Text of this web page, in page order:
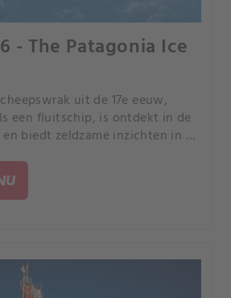
- The Patagonia Ice
uit de 17e eeuw,
een fluitschip, is ontdekt in de
biedt zeldzame inzichten in de